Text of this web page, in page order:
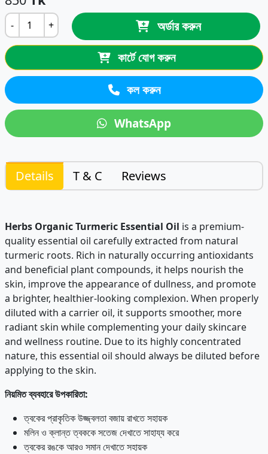
- + অর্ডার করুন
কার্টে যোগ করুন
কল করুন
WhatsApp
Details T & C Reviews
Herbs Organic Turmeric Essential Oil is a premium-
quality essential oil carefully extracted from natural
turmeric roots. Rich in naturally occurring antioxidants
and beneficial plant compounds, it helps nourish the
skin, improve the appearance of dullness, and promote
a brighter, healthier-looking complexion. When properly
diluted with a carrier oil, it supports smoother, more
radiant skin while complementing your daily skincare
and wellness routine. Due to its highly concentrated
nature, this essential oil should always be diluted before
applying to the skin.
নিয়মিতব্যবহারেউপকারিতা:
ত্বকের প্রাকৃতিক উজ্জ্বলতা বজায় রাখতে সহায়ক
মলিন ও ক্লান্ত ত্বককে সতেজ দেখাতে সাহায্য করে
ত্বকের রঙকে আরও সমান দেখাতে সহায়ক